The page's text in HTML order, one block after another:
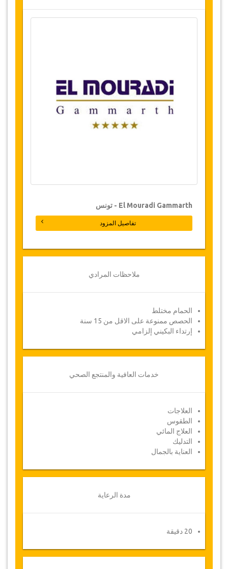
التغييرات على الحجوزات
التغييرات على الحجوزات قد تكون ممكنة إذا تم
الإشعار. يرجى الاتصال بنا للحصول على مزيد من
ملاحظة
قد تضطر جازيكوورلد لتعديل بنود الاتفاقية بين الحين
والحين بسبب ظروف خارجة عن الإرادة وفي مثل هذه
للمبلغ المدفوع.
تفاصيل الخدمة لإدخال معلومات الحجز الخاصة بك
وسوف تتلقى قسيمة الخدمة تلقائيا.
صحتك هي أولويتنا!
El Mouradi Gammarth - تونس
تفاصيل المزود
ملاحظات المرادي
الحمام مختلط
الحصص ممنوعة على الاقل من 15 سنة
إرتداء البكيني إلزامي
خدمات العافية والمنتجع الصحي
العلاجات
الطقوس
العلاج المائي
التدليك
العناية بالجمال
مدة الرعاية
20 دقيقة